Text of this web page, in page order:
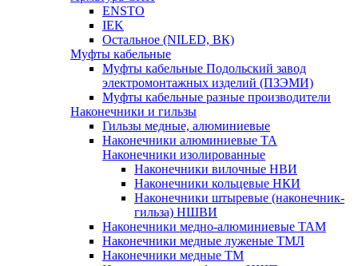
ENSTO
IEK
Остальное (NILED, ВК)
Муфты кабельные
Муфты кабельные Подольский завод
электромонтажных изделий (ПЗЭМИ)
Муфты кабельные разные производители
Наконечники и гильзы
Гильзы медные, алюминиевые
Наконечники алюминиевые ТА
Наконечники изолированные
Наконечники вилочные НВИ
Наконечники кольцевые НКИ
Наконечники штыревые (наконечник-
гильза) НШВИ
Наконечники медно-алюминиевые ТАМ
Наконечники медные луженые ТМЛ
Наконечники медные ТМ